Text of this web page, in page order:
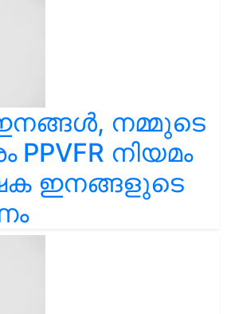
നമ്മുടെ
നിയമം
ഇനങ്ങളുടെ